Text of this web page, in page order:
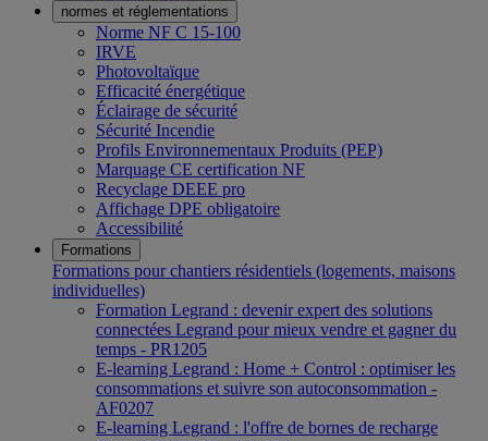
normes et réglementations
Norme NF C 15-100
IRVE
Photovoltaïque
Efficacité énergétique
Éclairage de sécurité
Sécurité Incendie
Profils Environnementaux Produits (PEP)
Marquage CE certification NF
Recyclage DEEE pro
Affichage DPE obligatoire
Accessibilité
Formations
Formations pour chantiers résidentiels (logements, maisons
individuelles)
Formation Legrand : devenir expert des solutions
connectées Legrand pour mieux vendre et gagner du
temps - PR1205
E-learning Legrand : Home + Control : optimiser les
consommations et suivre son autoconsommation -
AF0207
E-learning Legrand : l'offre de bornes de recharge